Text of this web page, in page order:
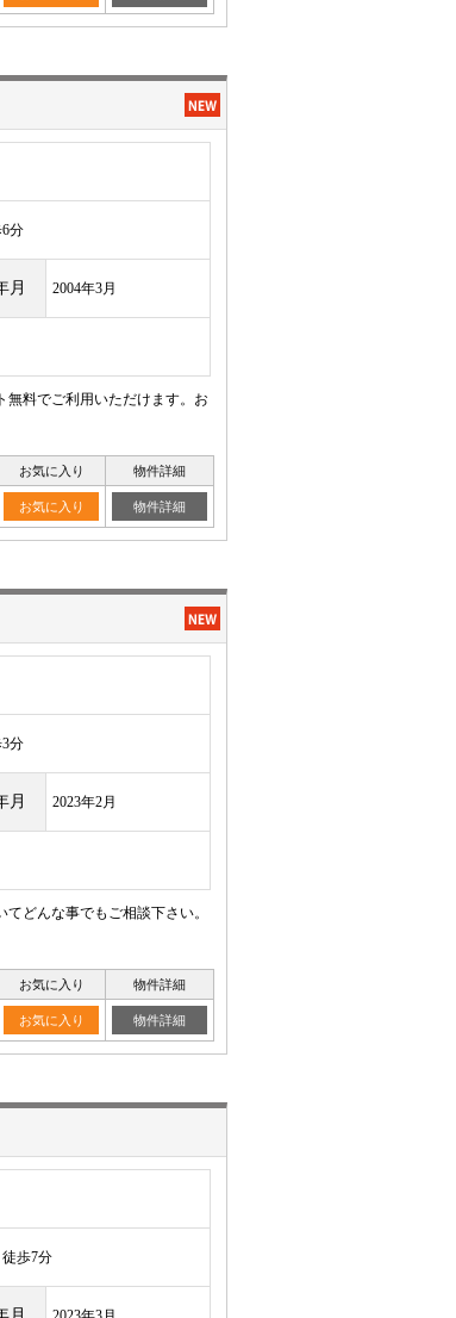
分
月 2004年3月
無料でご利用いただけます。お
お気に入り 物件詳細
お気に入り 物件詳細
分
月 2023年2月
どんな事でもご相談下さい。
お気に入り 物件詳細
お気に入り 物件詳細
歩7分